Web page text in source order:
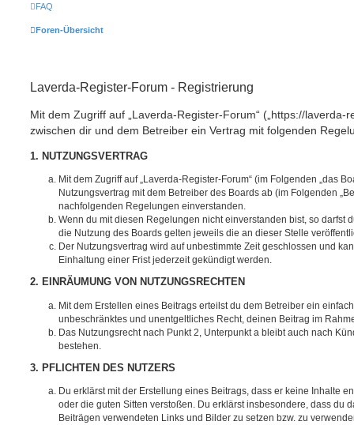
FAQ
Foren-Übersicht
Laverda-Register-Forum - Registrierung
Mit dem Zugriff auf „Laverda-Register-Forum“ („https://laverda-
zwischen dir und dem Betreiber ein Vertrag mit folgenden
1. NUTZUNGSVERTRAG
Mit dem Zugriff auf „Laverda-Register-Forum“ (im Folgenden „das
Nutzungsvertrag mit dem Betreiber des Boards ab (im Folgenden
nachfolgenden Regelungen einverstanden.
Wenn du mit diesen Regelungen nicht einverstanden bist, so darfst
die Nutzung des Boards gelten jeweils die an dieser Stelle
Der Nutzungsvertrag wird auf unbestimmte Zeit geschlossen und
Einhaltung einer Frist jederzeit gekündigt werden.
2. EINRÄUMUNG VON NUTZUNGSRECHTEN
Mit dem Erstellen eines Beitrags erteilst du dem Betreiber ein
unbeschränktes und unentgeltliches Recht, deinen Beitrag im
Das Nutzungsrecht nach Punkt 2, Unterpunkt a bleibt auch nach
bestehen.
3. PFLICHTEN DES NUTZERS
Du erklärst mit der Erstellung eines Beitrags, dass er keine Inhalte
oder die guten Sitten verstoßen. Du erklärst insbesondere, dass du
Beiträgen verwendeten Links und Bilder zu setzen bzw. zu